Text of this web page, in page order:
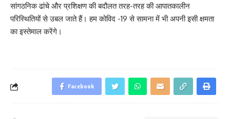
सांगठनिक ढांचे और प्रशिक्षण की बदौलत तरह-तरह की आपातकालीन
परिस्थितियों से उबल जाते हैं। हम कोविद -19 से सामना में भी अपनी इसी क्षमता
का इस्तेमाल करेंगे।
Facebook